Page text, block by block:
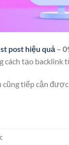
post hiệu quả –
cách tạo backlink
tiếp cận